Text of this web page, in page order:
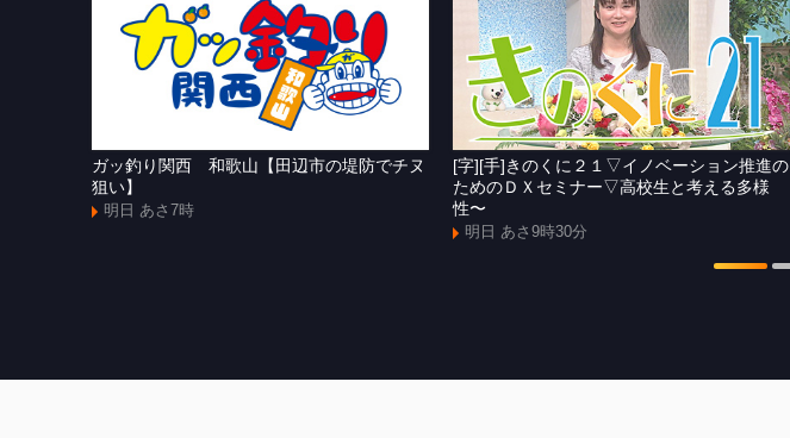
ガッ釣り関西 和歌山【田辺市の堤防でチヌ
狙い】
明日 あさ7時
[字][手]きのくに２１▽イノベーション推進の
ためのＤＸセミナー▽高校生と考える多様
性〜
明日 あさ9時30分